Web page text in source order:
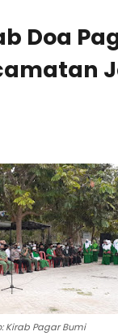
Doa
Kirab Pagar Bumi